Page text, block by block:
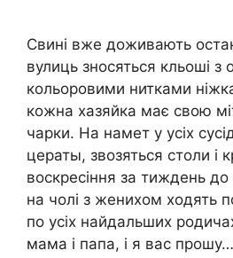
Свині вже доживають
вулиць зносяться кльоші з
кольоровими нитками
кожна хазяйка має свою
чарки. На намет у усіх
цераты, звозяться столи і
воскресіння за тиждень до
на чолі з женихом ходять
по усіх найдальших
мама і папа, і я вас